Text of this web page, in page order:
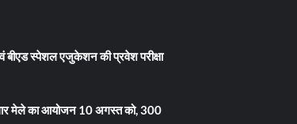
बीएड स्पेशल एजुकेशन की प्रवेश परीक्षा
मेले का आयोजन 10 अगस्त को, 300